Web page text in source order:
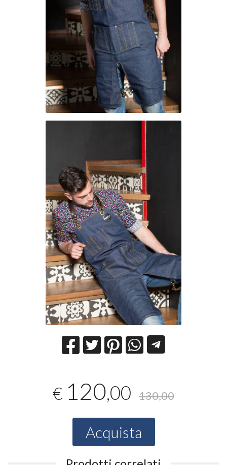
€ 120,00 130,00
Acquista